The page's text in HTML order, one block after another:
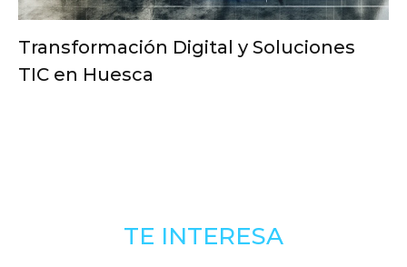
Transformación Digital y Soluciones
TIC en Huesca
TE INTERESA